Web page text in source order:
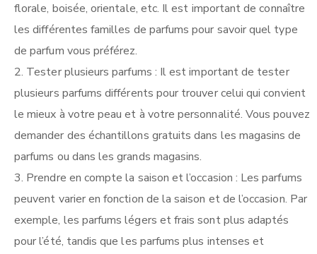
florale, boisée, orientale, etc. Il est important de connaître
les différentes familles de parfums pour savoir quel type
de parfum vous préférez.
Tester plusieurs parfums : Il est important de tester
plusieurs parfums différents pour trouver celui qui convient
le mieux à votre peau et à votre personnalité. Vous pouvez
demander des échantillons gratuits dans les magasins de
parfums ou dans les grands magasins.
Prendre en compte la saison et l’occasion : Les parfums
peuvent varier en fonction de la saison et de l’occasion. Par
exemple, les parfums légers et frais sont plus adaptés
pour l’été, tandis que les parfums plus intenses et